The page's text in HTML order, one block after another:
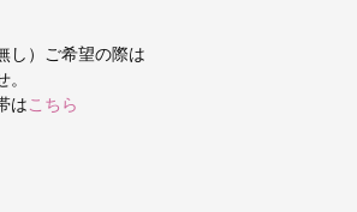
し）ご希望の際は
は こちら